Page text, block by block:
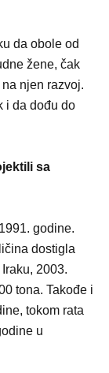
da obole od
žene, čak
njen razvoj.
i da dođu do
sa
godine.
dostigla
2003.
tona. Takođe i
tokom rata
u